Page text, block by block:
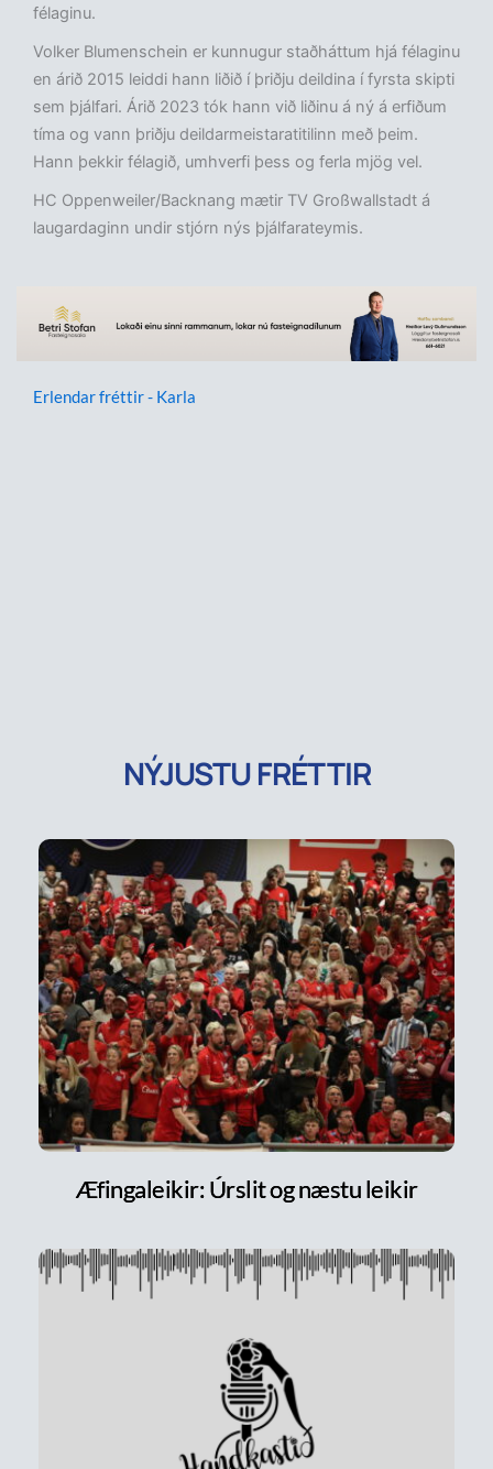
félaginu.
Volker Blumenschein er kunnugur staðháttum hjá félaginu
en árið 2015 leiddi hann liðið í þriðju deildina í fyrsta skipti
sem þjálfari. Árið 2023 tók hann við liðinu á ný á erfiðum
tíma og vann þriðju deildarmeistaratitilinn með þeim.
Hann þekkir félagið, umhverfi þess og ferla mjög vel.
HC Oppenweiler/Backnang mætir TV Großwallstadt á
laugardaginn undir stjórn nýs þjálfarateymis.
Erlendar fréttir - Karla
NÝJUSTU FRÉTTIR
Æfingaleikir: Úrslit og næstu leikir